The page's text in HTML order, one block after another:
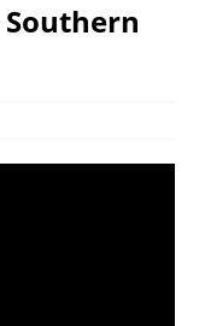
Southern